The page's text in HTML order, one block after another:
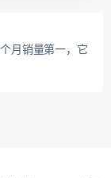
月销量第一，它